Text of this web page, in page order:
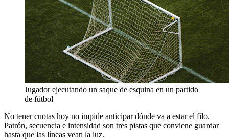
Jugador ejecutando un saque de esquina en un partido
de fútbol
No tener cuotas hoy no impide anticipar dónde va a estar el filo.
Patrón, secuencia e intensidad son tres pistas que conviene guardar
hasta que las líneas vean la luz.